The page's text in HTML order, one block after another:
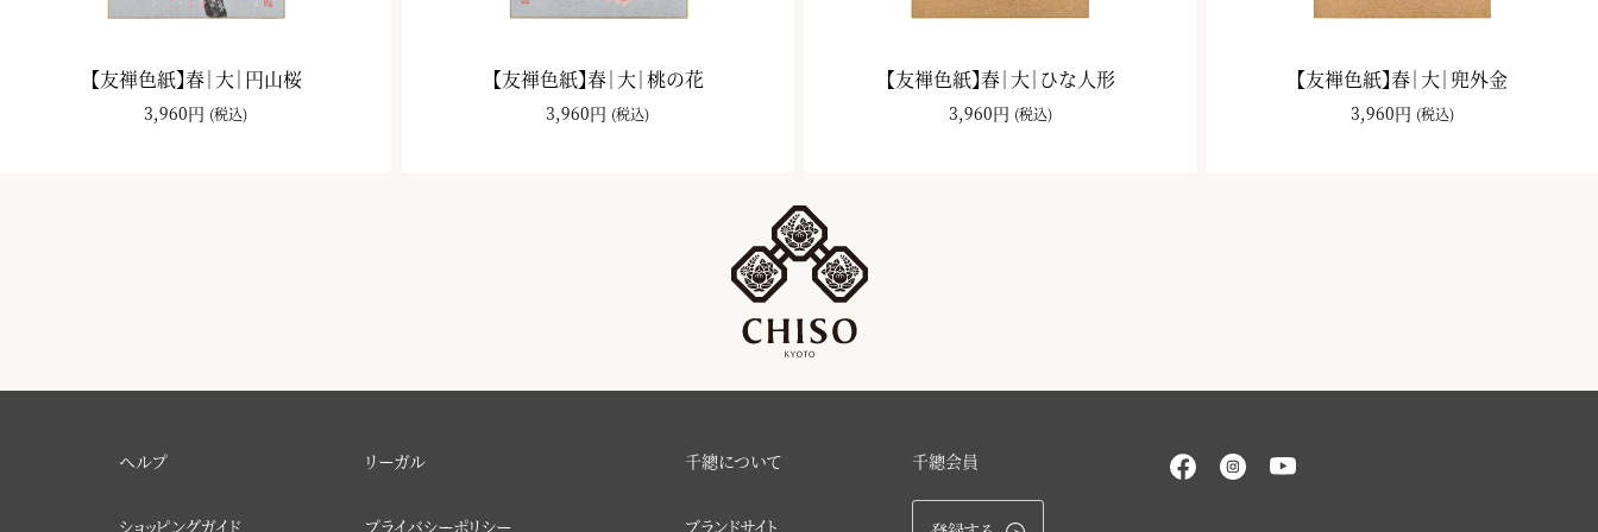
【友禅色紙】春｜大｜円山桜
3,960円 (税込)
【友禅色紙】春｜大｜桃の花
3,960円 (税込)
【友禅色紙】春｜大｜ひな人形
3,960円 (税込)
【友禅色紙】春｜大｜兜外金
3,960円 (税込)
ヘルプ
ショッピングガイド
リーガル
プライバシーポリシー
千總について
ブランドサイト
千總会員